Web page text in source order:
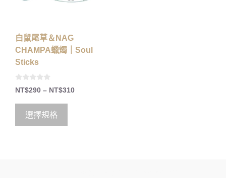
白鼠尾草＆NAG
CHAMPA蠟燭｜Soul
Sticks
0
o
5
NT$290 – NT$310
選擇規格